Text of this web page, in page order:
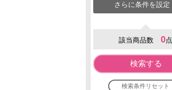
さらに条件を設定
該当商品数 0点
検索する
検索条件リセット